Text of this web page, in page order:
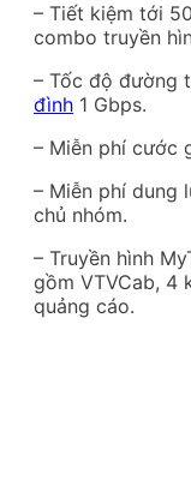
– Tiết kiệm tới
combo truyền
– Tốc độ đường
đình 1 Gbps.
– Miễn phí cước
– Miễn phí dung
chủ nhóm.
– Truyền hình
gồm VTVCab, 4
quảng cáo.